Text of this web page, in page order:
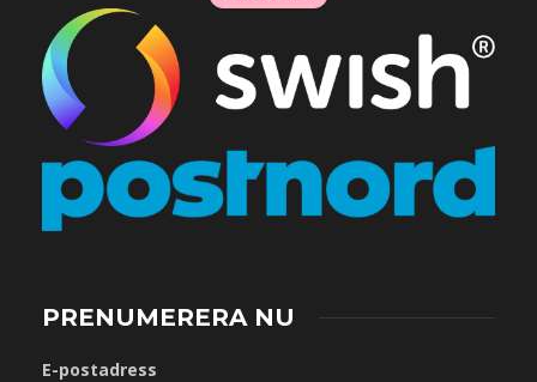
PRENUMERERA NU
E-postadress